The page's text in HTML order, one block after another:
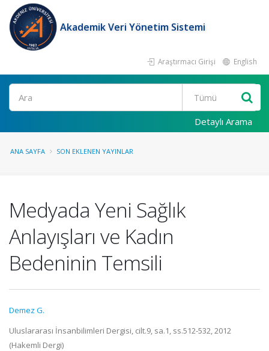
Akademik Veri Yönetim Sistemi
Araştırmacı Girişi English
Ara
Detaylı Arama
ANA SAYFA SON EKLENEN YAYINLAR
Medyada Yeni Sağlık
Anlayışları ve Kadın
Bedeninin Temsili
Demez G.
Uluslararası İnsanbilimleri Dergisi, cilt.9, sa.1, ss.512-532, 2012
(Hakemli Dergi)